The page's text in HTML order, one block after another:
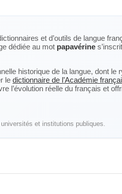
et d’outils de langue
dédiée au mot papavérine
historique de la langue, dont le
le dictionnaire de l’Académie
l’évolution réelle du français et
et institutions publiques.